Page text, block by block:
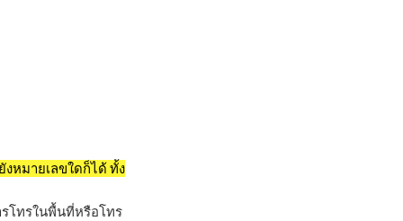
งหมายเลขใดก็ได้ ทั้ง
โทรในพื้นที่หรือโทร